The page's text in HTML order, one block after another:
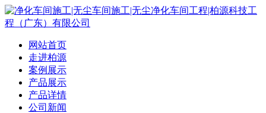
网站首页
走进柏源
案例展示
产品展示
产品详情
公司新闻